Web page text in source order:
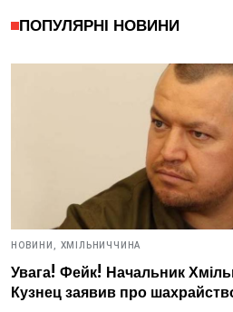
ПОПУЛЯРНІ НОВИНИ
НОВИНИ, ХМІЛЬНИЧЧИНА
Увага! Фейк! Начальник
Кузнец заявив про